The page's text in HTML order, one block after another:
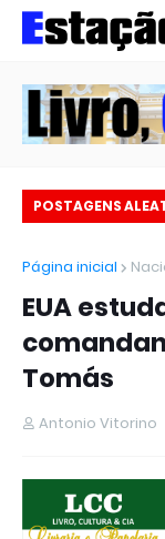
POSTAGENS
Igrejas criam
Página inicial
EUA
Tomás
Antonio Vitorino